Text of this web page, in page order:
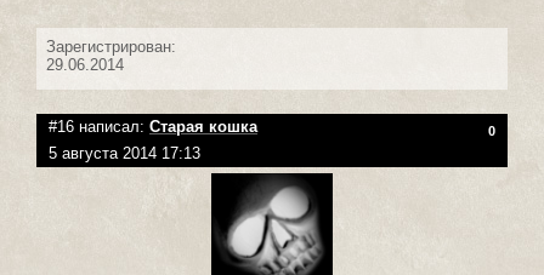
Зарегистрирован:
29.06.2014
#16 написал: Старая кошка 0
5 августа 2014 17:13